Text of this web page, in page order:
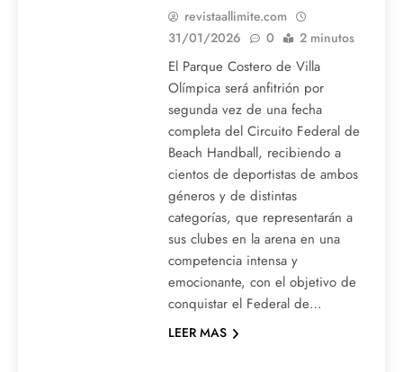
revistaallimite.com
31/01/2026
0 2 minutos
El Parque Costero de Villa
Olímpica será anfitrión por
segunda vez de una fecha
completa del Circuito Federal de
Beach Handball, recibiendo a
cientos de deportistas de ambos
géneros y de distintas
categorías, que representarán a
sus clubes en la arena en una
competencia intensa y
emocionante, con el objetivo de
conquistar el Federal de…
LEER MAS